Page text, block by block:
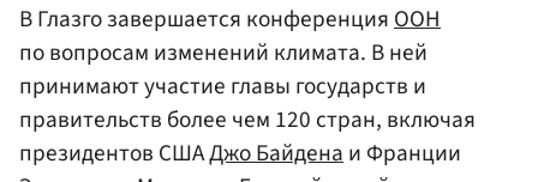
В Глазго завершается конференция ООН
по вопросам изменений климата. В ней
принимают участие главы государств и
правительств более чем 120 стран, включая
президентов СШАДжо Байдена и Франции